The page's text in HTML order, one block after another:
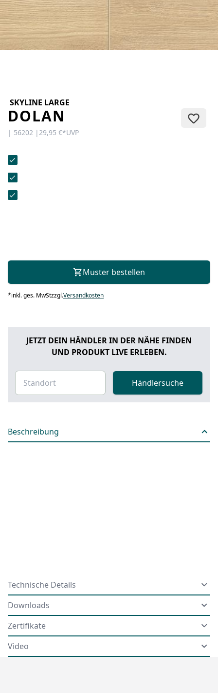
KONTAKT
Sie haben Fragen oder wünschen
eine persönliche Beratung?
Unser Team ist für Sie da –
unser Kontaktformular.
SKYLINE LARGE
DOLAN
| 56202 | 29,95 €*UVP
Muster bestellen
*inkl. ges. MwStzzgl.Versandkosten
JETZT DEIN HÄNDLER IN DER NÄHE FINDEN
UND PRODUKT LIVE ERLEBEN.
Händlersuche
Beschreibung
Technische Details
Downloads
Zertifikate
Video